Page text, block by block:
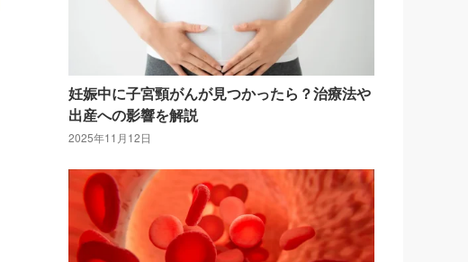
妊娠中に子宮頸がんが見つかったら？治療法や
出産への影響を解説
2025年11月12日